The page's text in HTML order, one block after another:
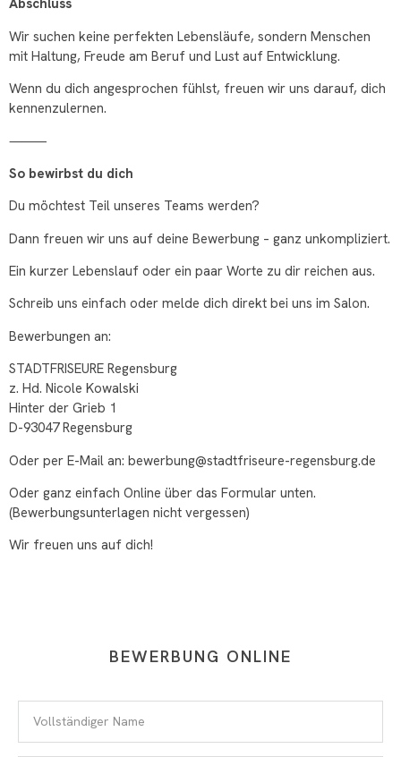
Abschluss
Wir suchen keine perfekten Lebensläufe, sondern Menschen
mit Haltung, Freude am Beruf und Lust auf Entwicklung.
Wenn du dich angesprochen fühlst, freuen wir uns darauf, dich
kennenzulernen.
⸻
So bewirbst du dich
Du möchtest Teil unseres Teams werden?
Dann freuen wir uns auf deine Bewerbung – ganz unkompliziert.
Ein kurzer Lebenslauf oder ein paar Worte zu dir reichen aus.
Schreib uns einfach oder melde dich direkt bei uns im Salon.
Bewerbungen an:
STADTFRISEURE Regensburg
z. Hd. Nicole Kowalski
Hinter der Grieb 1
D-93047 Regensburg
Oder per E-Mail an: bewerbung@stadtfriseure-regensburg.de
Oder ganz einfach Online über das Formular unten.
(Bewerbungsunterlagen nicht vergessen)
Wir freuen uns auf dich!
BEWERBUNG ONLINE